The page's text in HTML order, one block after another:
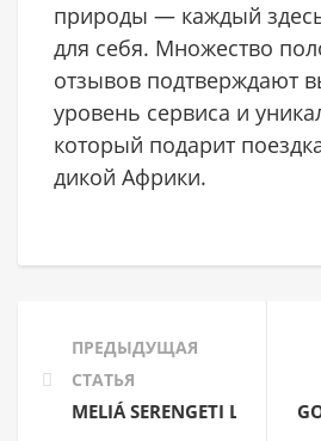
природы — каждый
для себя. Множество
отзывов подтверждают
уровень сервиса и
который подарит
дикой Африки.
ПРЕДЫДУЩАЯ
СТАТЬЯ
MELIÁ SERENGETI